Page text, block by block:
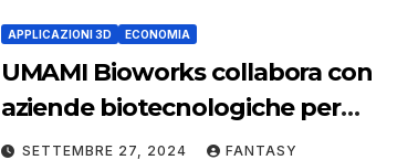
APPLICAZIONI 3D ECONOMIA
UMAMI Bioworks collabora con
aziende biotecnologiche per
produrre frutti di mare stampati in
SETTEMBRE 27, 2024 FANTASY